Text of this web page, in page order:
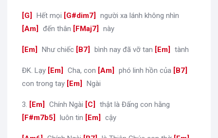
[G Hết mọi [G#dim7 người xa lánh không nhìn
Am
đến thân [FMaj7 này
[Em Như chiếc [B7 bình nay đã vỡ tan [Em tành
ĐK. Lạy [Em Cha, con [Am phó linh hồn của [B7
con trong tay [Em Ngài
3. [Em Chính Ngài [C thật là Đấng con hằng
F#m7b5
luôn tin [Em cậy